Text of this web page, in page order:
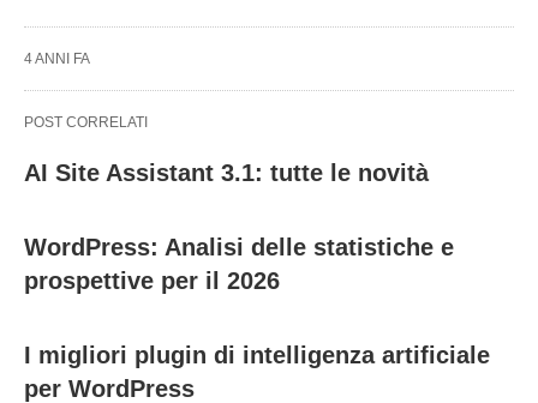
4 ANNI FA
POST CORRELATI
AI Site Assistant 3.1: tutte le novità
WordPress: Analisi delle statistiche e
prospettive per il 2026
I migliori plugin di intelligenza artificiale
per WordPress